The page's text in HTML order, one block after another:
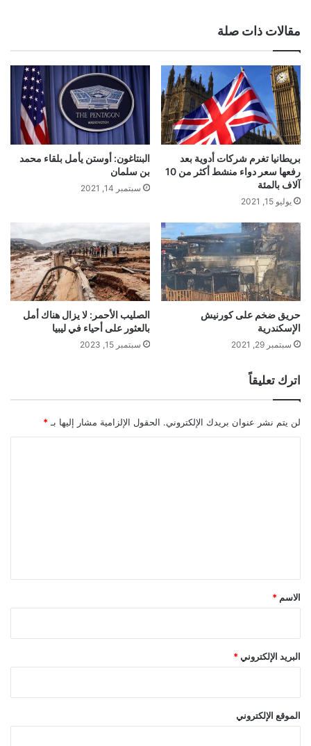
مقالات ذات صلة
بريطانيا تغرم شركات أدوية بعد
رفعها سعر دواء منشط أكثر من 10
آلاف بالمئة
يوليو 15, 2021
البنتاغون: أوستن يأمل بلقاء محمد
بن سلمان
سبتمبر 14, 2021
حريق ضخم على كورنيش
الإسكندرية
سبتمبر 29, 2021
الصليب الأحمر: لا يزال هناك أمل
بالعثور على أحياء في ليبيا
سبتمبر 15, 2023
اترك تعليقاً
لن يتم نشر عنوان بريدك الإلكتروني. الحقول الإلزامية مشار إليها بـ *
*
الاسم *
البريد الإلكتروني *
الموقع الإلكتروني